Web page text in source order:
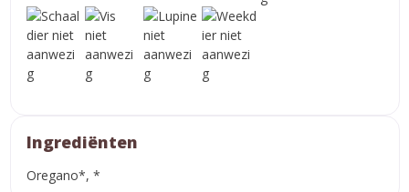
Ingrediënten
Oregano*, *